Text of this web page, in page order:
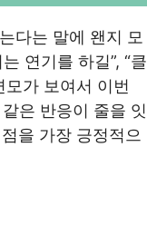
다는 말에 왠지 모
연기를 하길”, “클
모가 보여서 이번
은 반응이 줄을 잇
을 가장 긍정적으